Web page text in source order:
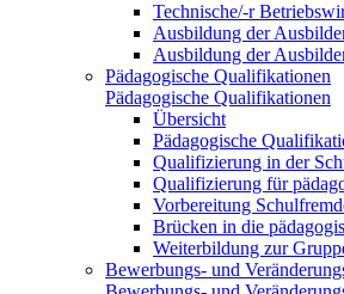
Technische/-r
Ausbildung der
Ausbildung der
Pädagogische Qualifikationen
Pädagogische Qualifikationen
Übersicht
Pädagogische
Qualifizierung in der
Qualifizierung für
Vorbereitung
Brücken in die
Weiterbildung zur
Bewerbungs- und